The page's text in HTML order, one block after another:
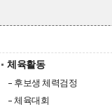
체육활동
후보생 체력검정
체육대회